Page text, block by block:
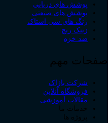
پوشش های دریایی
پوشش های صنعتی
رنگ های سی استاک
زینک ریچ
ضد خزه
صفحات مهم
شرکت باژاک
فروشگاه آنلاین
مقالات آموزشی
خدمات ما
پروژه ها